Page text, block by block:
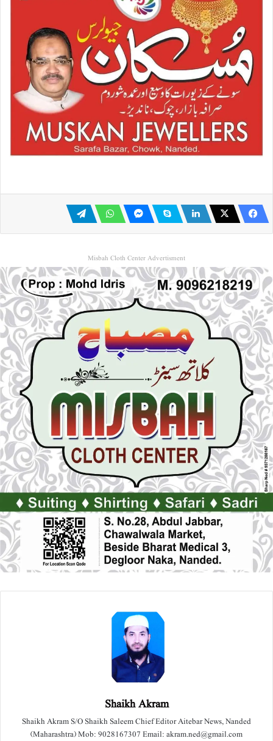
Misbah Cloth Center Advertisment
Shaikh Akram
Shaikh Akram S/O Shaikh Saleem Chief Editor Aitebar News, Nanded
(Maharashtra) Mob: 9028167307 Email: akram.ned@gmail.com